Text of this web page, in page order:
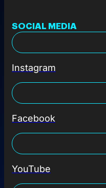
SOCIAL MEDIA
Instagram
Facebook
YouTube